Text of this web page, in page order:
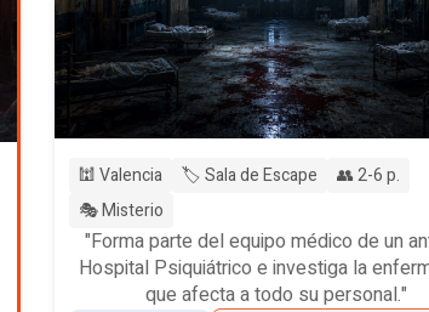
🕍 Valencia 🏷️ Sala de Escape
👥 2-6 p.
🎭 Misterio
"Forma parte del equipo médico de un
Hospital Psiquiátrico e investiga la
que afecta a todo su personal."